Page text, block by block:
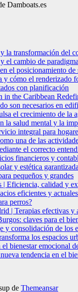
Damboats.es
la transformación del
el cambio de
el posicionamiento
cómo el renderizado
con planificación
the Caribbean
son necesarios en
el crecimiento de la
la salud mental y la
integral para
una de las
el correcto
financieros y
y estética garantizada
pequeños y grandes
| Eficiencia, calidad y
eficientes y actuales
perros?
| Terapias efectivas y
claves para el
y consolidación de los
los espacios
bienestar emocional
tendencia en el
de Themeansar